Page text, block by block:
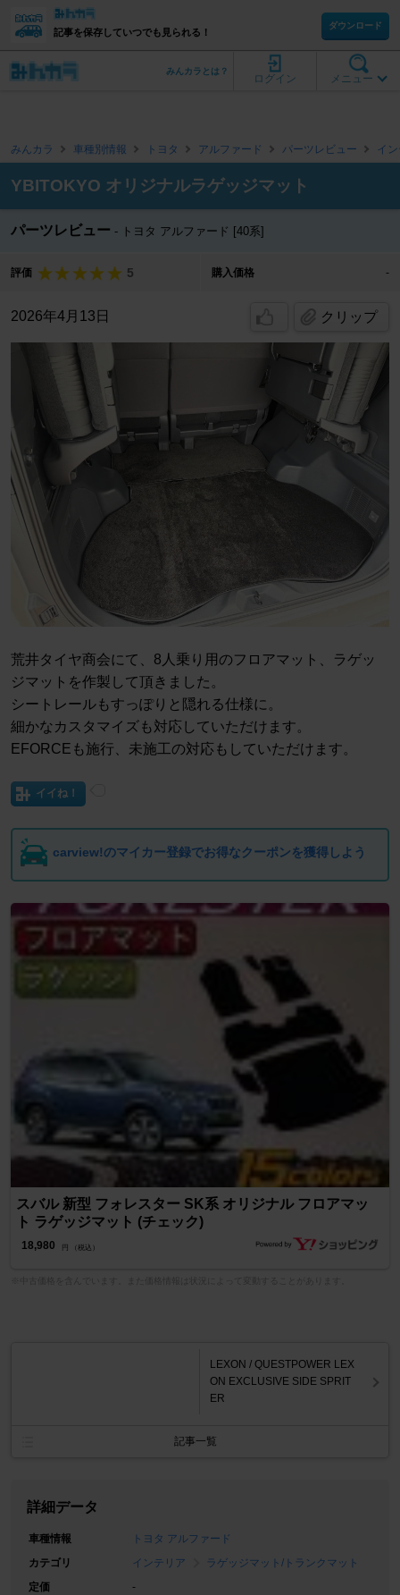
記事を保存していつでも見られる！
ダウンロード
メニュー
ログイン
みんカラとは？
みんカラ 車種別情報 トヨタ アルファード パーツレビュー イ
YBITOKYO オリジナルラゲッジマット
パーツレビュー トヨタ アルファード [40系]
評価 5 購入価格 -
2026年4月13日 クリップ
荒井タイヤ商会にて、8人乗り用のフロアマット、ラゲッ
ジマットを作製して頂きました。
シートレールもすっぽりと隠れる仕様に。
細かなカスタマイズも対応していただけます。
EFORCEも施行、未施工の対応もしていただけます。
イイね！
carview!のマイカー登録でお得なクーポンを獲得しよう
スバル 新型 フォレスター SK系 オリジナル フロアマッ
ト ラゲッジマット (チェック)
18,980 円 （税込）
LEXON / QUESTPOWER LEX
ON EXCLUSIVE SIDE SPRIT
ER
記事一覧
詳細データ
車種情報
トヨタ アルファード
カテゴリ
インテリア
ラゲッジマット/トランクマット
定価
-